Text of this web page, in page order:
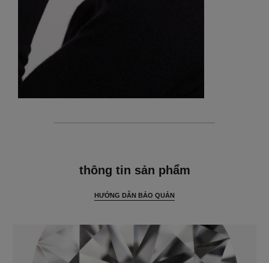
thông tin sản phẩm
HƯỚNG DẪN BẢO QUẢN